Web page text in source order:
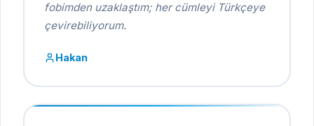
fobimden uzaklaştım; her cümleyi Türkçeye
çevirebiliyorum.
Hakan